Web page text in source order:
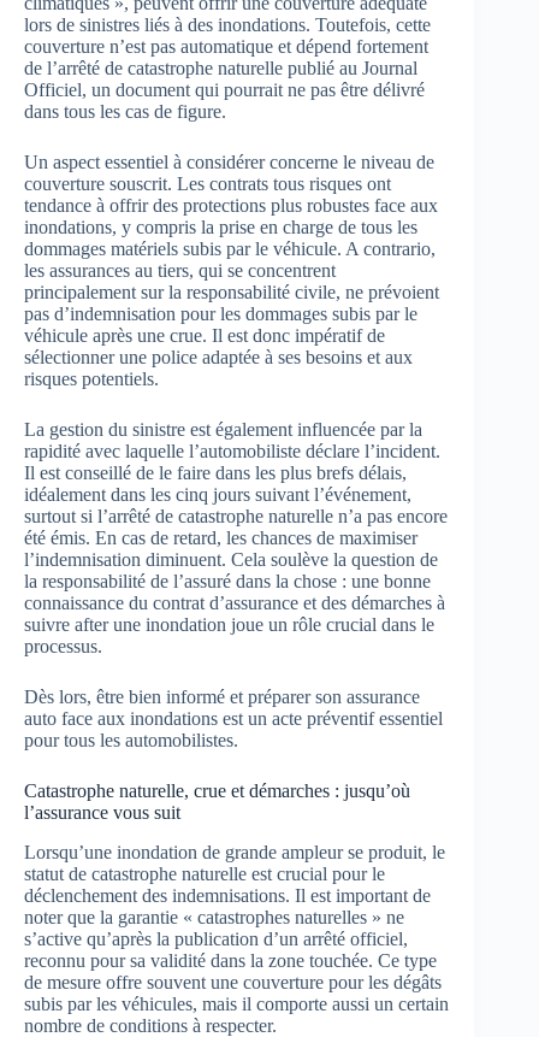
lors de sinistres liés à des inondations. Toutefois, cette
couverture n’est pas automatique et dépend fortement
de l’arrêté de catastrophe naturelle publié au Journal
Officiel, un document qui pourrait ne pas être délivré
dans tous les cas de figure.
Un aspect essentiel à considérer concerne le niveau de
couverture souscrit. Les contrats tous risques ont
tendance à offrir des protections plus robustes face aux
inondations, y compris la prise en charge de tous les
dommages matériels subis par le véhicule. A contrario,
les assurances au tiers, qui se concentrent
principalement sur la responsabilité civile, ne prévoient
pas d’indemnisation pour les dommages subis par le
véhicule après une crue. Il est donc impératif de
sélectionner une police adaptée à ses besoins et aux
risques potentiels.
La gestion du sinistre est également influencée par la
rapidité avec laquelle l’automobiliste déclare l’incident.
Il est conseillé de le faire dans les plus brefs délais,
idéalement dans les cinq jours suivant l’événement,
surtout si l’arrêté de catastrophe naturelle n’a pas encore
été émis. En cas de retard, les chances de maximiser
l’indemnisation diminuent. Cela soulève la question de
la responsabilité de l’assuré dans la chose : une bonne
connaissance du contrat d’assurance et des démarches à
suivre after une inondation joue un rôle crucial dans le
processus.
Dès lors, être bien informé et préparer son assurance
auto face aux inondations est un acte préventif essentiel
pour tous les automobilistes.
Catastrophe naturelle, crue et démarches : jusqu’où
l’assurance vous suit
Lorsqu’une inondation de grande ampleur se produit, le
statut de catastrophe naturelle est crucial pour le
déclenchement des indemnisations. Il est important de
noter que la garantie « catastrophes naturelles » ne
s’active qu’après la publication d’un arrêté officiel,
reconnu pour sa validité dans la zone touchée. Ce type
de mesure offre souvent une couverture pour les dégâts
subis par les véhicules, mais il comporte aussi un certain
nombre de conditions à respecter.